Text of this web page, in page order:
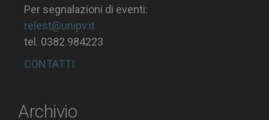
Per segnalazioni di eventi:
relest@unipv.it
tel. 0382.984223
CONTATTI
Archivio